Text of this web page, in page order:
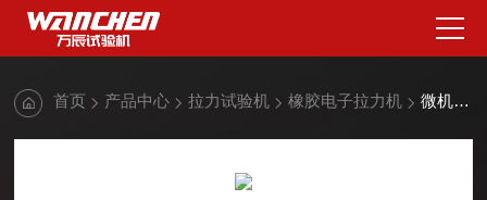
首页 产品中心 拉力试验机 橡胶电子拉力机 微机控制橡胶电子拉力机